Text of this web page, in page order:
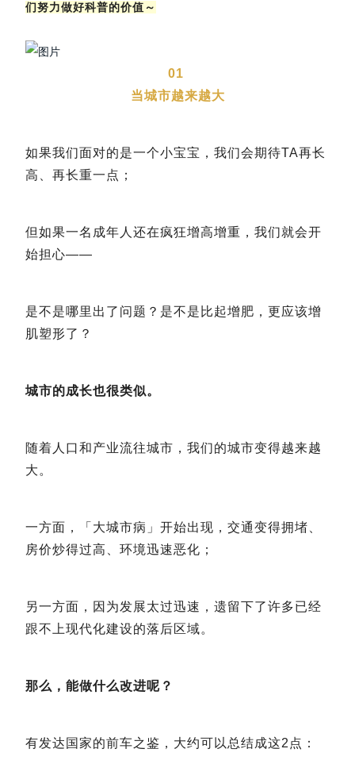
们努力做好科普的价值～
01
当城市越来越大
如果我们面对的是一个小宝宝，我们会期待TA再长
高、再长重一点；
但如果一名成年人还在疯狂增高增重，我们就会开
始担心——
是不是哪里出了问题？是不是比起增肥，更应该增
肌塑形了？
城市的成长也很类似。
随着人口和产业流往城市，我们的城市变得越来越
大。
一方面，「大城市病」开始出现，交通变得拥堵、
房价炒得过高、环境迅速恶化；
另一方面，因为发展太过迅速，遗留下了许多已经
跟不上现代化建设的落后区域。
那么，能做什么改进呢？
有发达国家的前车之鉴，大约可以总结成这2点：